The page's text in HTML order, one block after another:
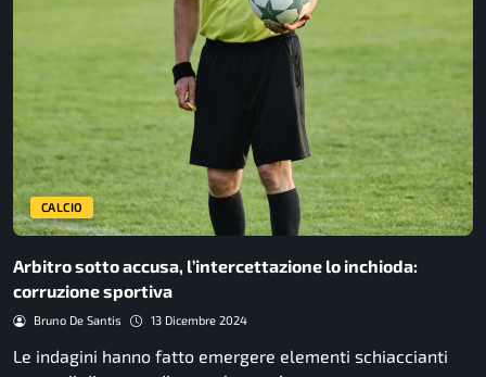
CALCIO
Arbitro sotto accusa, l’intercettazione lo inchioda:
corruzione sportiva
Bruno De Santis 13 Dicembre 2024
Le indagini hanno fatto emergere elementi schiaccianti